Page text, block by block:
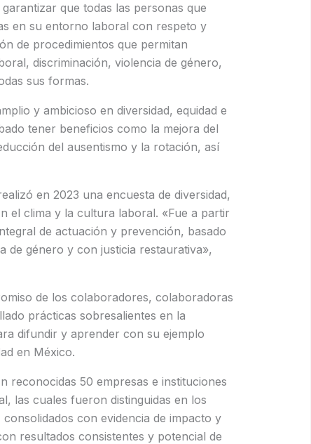
que todas las personas que
en su entorno laboral con respeto y
de procedimientos que permitan
discriminación, violencia de género,
sus formas.
y ambicioso en diversidad, equidad e
tener beneficios como la mejora del
del ausentismo y la rotación, así
en 2023 una encuesta de diversidad,
el clima y la cultura laboral. «Fue a partir
de actuación y prevención, basado
de género y con justicia restaurativa»,
de los colaboradores, colaboradoras
prácticas sobresalientes en la
difundir y aprender con su ejemplo
en México.
reconocidas 50 empresas e instituciones
las cuales fueron distinguidas en los
con evidencia de impacto y
resultados consistentes y potencial de